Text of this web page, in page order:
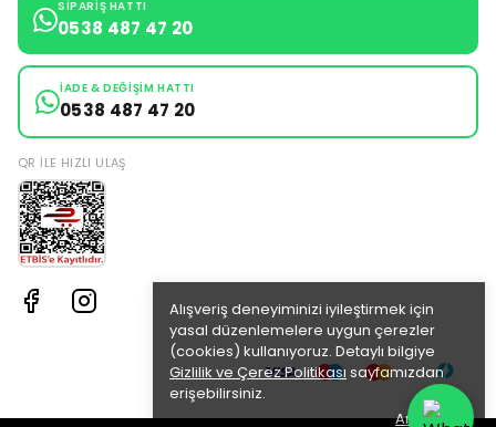
Alışveriş deneyiminizi iyileştirmek için
yasal düzenlemelere uygun çerezler
(cookies) kullanıyoruz. Detaylı bilgiye
Gizlilik ve Çerez Politikası sayfamızdan
erişebilirsiniz.
Anladım
SIPARIŞ HATTI
0538 487 47 20
İADE & DEĞIŞIM HATTI
0538 487 47 20
QR ILE HIZLI ULAŞ